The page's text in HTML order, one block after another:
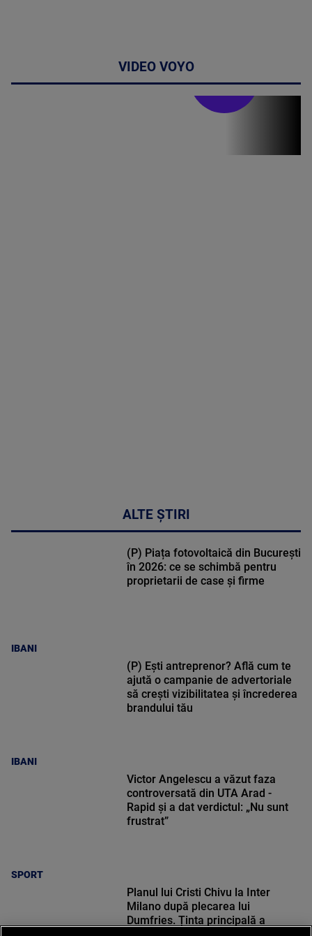
VIDEO VOYO
ALTE ȘTIRI
IBANI
(P) Piața fotovoltaică din București
în 2026: ce se schimbă pentru
proprietarii de case și firme
IBANI
(P) Ești antreprenor? Află cum te
ajută o campanie de advertoriale
să crești vizibilitatea și încrederea
brandului tău
SPORT
Victor Angelescu a văzut faza
controversată din UTA Arad -
Rapid și a dat verdictul: „Nu sunt
frustrat”
Planul lui Cristi Chivu la Inter
Milano după plecarea lui
Dumfries. Ținta principală a